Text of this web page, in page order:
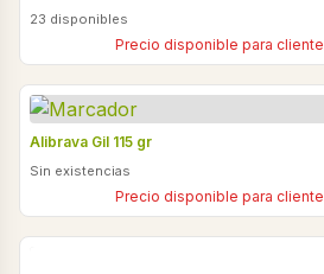
23 disponibles
Precio disponible para
Alibrava Gil 115 gr
Sin existencias
Precio disponible para